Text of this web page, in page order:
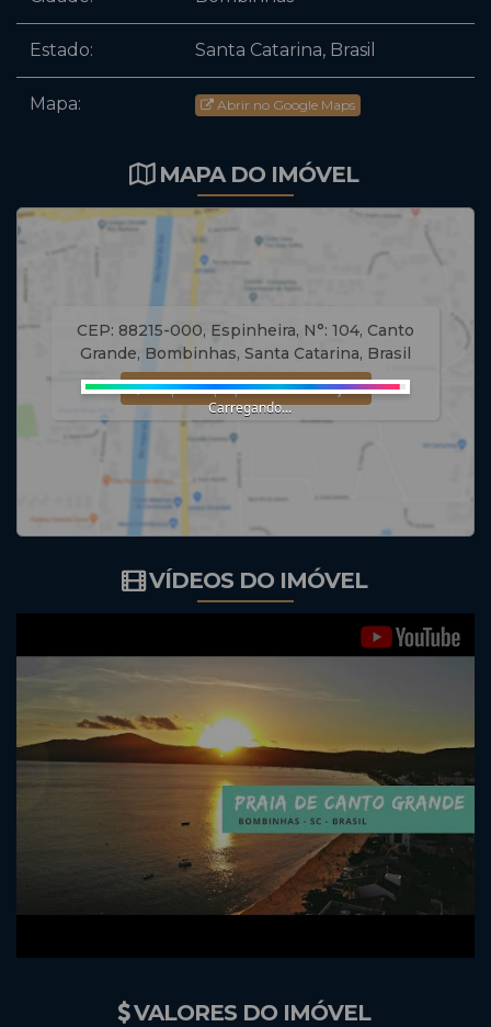
Estado: Santa Catarina, Brasil
Mapa: Abrir no Google Maps
MAPA DO IMÓVEL
CEP: 88215-000, Espinheira, N°: 104, Canto
Grande, Bombinhas, Santa Catarina, Brasil
Clique aqui para ver oMapa
VÍDEOS DO IMÓVEL
VALORES DO IMÓVEL
Carregando...